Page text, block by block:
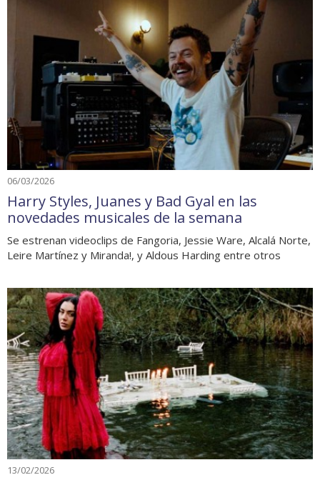
06/03/2026
Harry Styles, Juanes y Bad Gyal en las
novedades musicales de la semana
Se estrenan videoclips de Fangoria, Jessie Ware, Alcalá Norte,
Leire Martínez y Miranda!, y Aldous Harding entre otros
13/02/2026